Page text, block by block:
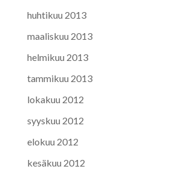
huhtikuu 2013
maaliskuu 2013
helmikuu 2013
tammikuu 2013
lokakuu 2012
syyskuu 2012
elokuu 2012
kesäkuu 2012